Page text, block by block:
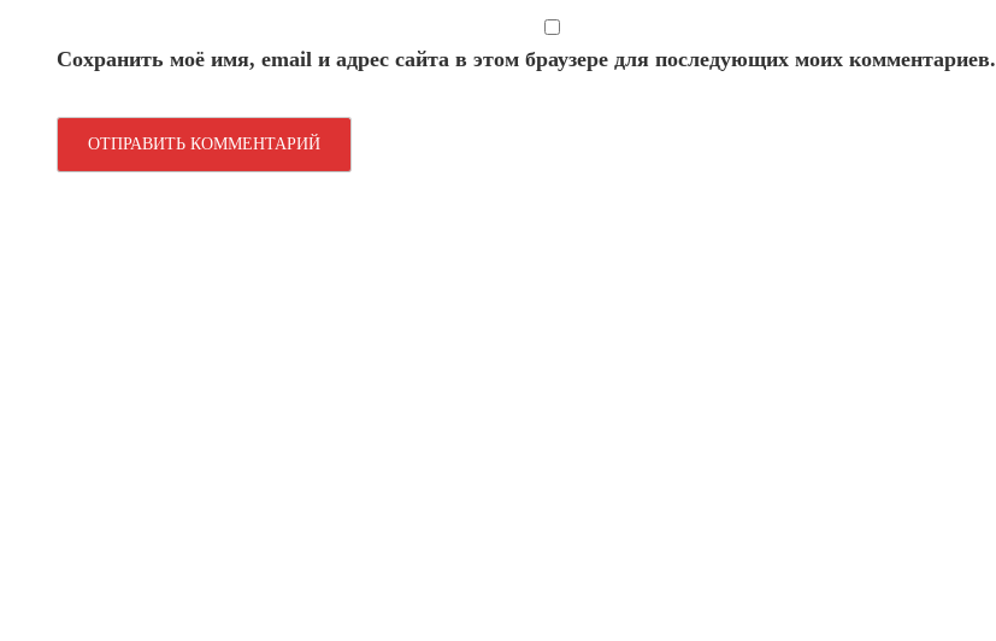
Сохранить моё имя, email и адрес сайта в этом браузере для последующих моих комментариев.